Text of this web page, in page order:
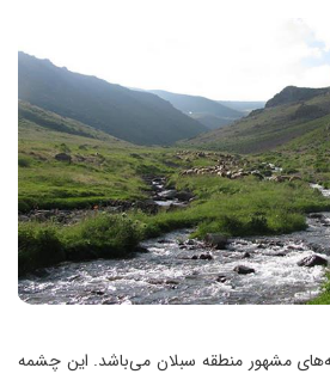
مشهور منطقه سبلان می‌باشد. این چشمه